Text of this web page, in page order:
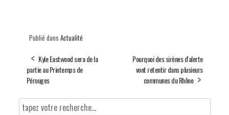
Publié dans Actualité
Kyle Eastwood sera de la
partie au Printemps de
Pérouges
Pourquoi des sirènes d'alerte
vont retentir dans plusieurs
communes du Rhône